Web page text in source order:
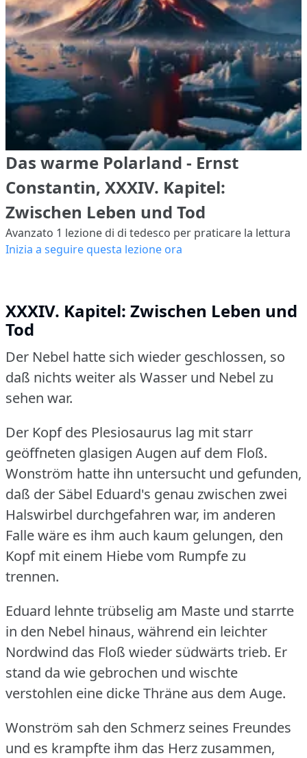
Das warme Polarland - Ernst
Constantin, XXXIV. Kapitel:
Zwischen Leben und Tod
Avanzato 1 lezione di di tedesco per praticare la lettura
Inizia a seguire questa lezione ora
XXXIV. Kapitel: Zwischen Leben und
Tod
Der Nebel hatte sich wieder geschlossen, so
daß nichts weiter als Wasser und Nebel zu
sehen war.
Der Kopf des Plesiosaurus lag mit starr
geöffneten glasigen Augen auf dem Floß.
Wonström hatte ihn untersucht und gefunden,
daß der Säbel Eduard's genau zwischen zwei
Halswirbel durchgefahren war, im anderen
Falle wäre es ihm auch kaum gelungen, den
Kopf mit einem Hiebe vom Rumpfe zu
trennen.
Eduard lehnte trübselig am Maste und starrte
in den Nebel hinaus, während ein leichter
Nordwind das Floß wieder südwärts trieb. Er
stand da wie gebrochen und wischte
verstohlen eine dicke Thräne aus dem Auge.
Wonström sah den Schmerz seines Freundes
und es krampfte ihm das Herz zusammen,